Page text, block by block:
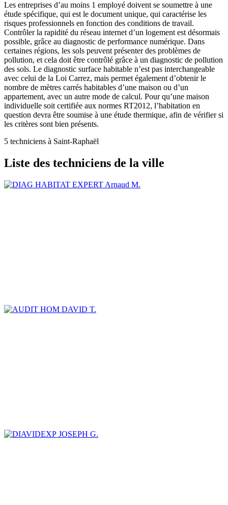
Les entreprises d’au moins 1 employé doivent se soumettre à une
étude spécifique, qui est le document unique, qui caractérise les
risques professionnels en fonction des conditions de travail.
Contrôler la rapidité du réseau internet d’un logement est désormais
possible, grâce au diagnostic de performance numérique. Dans
certaines régions, les sols peuvent présenter des problèmes de
pollution, et cela doit être contrôlé grâce à un diagnostic de pollution
des sols. Le diagnostic surface habitable n’est pas interchangeable
avec celui de la Loi Carrez, mais permet également d’obtenir le
nombre de mètres carrés habitables d’une maison ou d’un
appartement, avec un autre mode de calcul. Pour qu’une maison
individuelle soit certifiée aux normes RT2012, l’habitation en
question devra être soumise à une étude thermique, afin de vérifier si
les critères sont bien présents.
5 techniciens à Saint-Raphaël
Liste des techniciens de la ville
Arnaud M.
DAVID T.
JOSEPH G.